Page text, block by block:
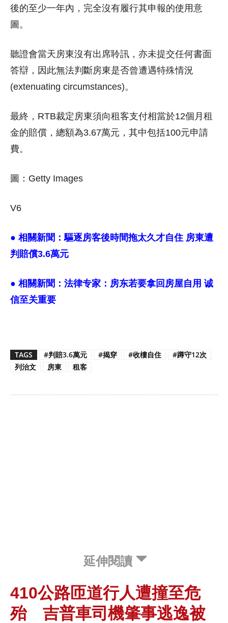
後的至少一年內，完全沒有履行其申報的使用意
圖。
聽證會當天房東沒有出席聆訊，亦未提交任何書面
答辯，因此無法判斷房東是否曾遭遇特殊情況
(extenuating circumstances)。
最終，RTB裁定房東須向租客支付相當於12個月租
金的賠償，總額為3.67萬元，其中包括100元申請
費。
圖：Getty Images
V6
● 相關新聞：驅逐房客後時間拖太久才自住 房東遭
判賠償3.6萬元
● 相關新聞： 法律专家：房东若要拿回房屋自用 诚
信至关重要
TAGS #判賠3.6萬元 #揭穿 #收樓自住
#蹲守12次
列治文
房東 租客
延伸閱讀
410公路匝道行人遭撞至危
殆 吉普車司機肇事逃逸被